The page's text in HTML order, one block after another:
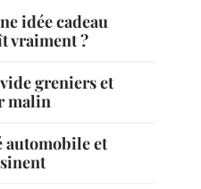
idée cadeau
vraiment ?
greniers et
malin
automobile et